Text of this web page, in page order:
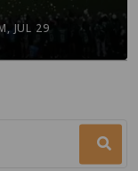
JUL 29